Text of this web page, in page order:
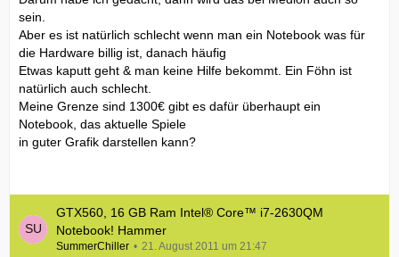
sein.
Aber es ist natürlich schlecht wenn man ein Notebook was für
die Hardware billig ist, danach häufig
Etwas kaputt geht & man keine Hilfe bekommt. Ein Föhn ist
natürlich auch schlecht.
Meine Grenze sind 1300€ gibt es dafür überhaupt ein
Notebook, das aktuelle Spiele
in guter Grafik darstellen kann?
GTX560, 16 GB Ram Intel® Core™ i7-2630QM
Notebook! Hammer
SummerChiller 21. August 2011 um 21:47